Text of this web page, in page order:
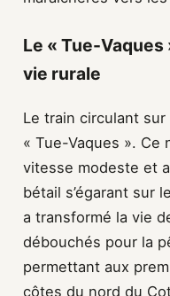
Le « Tue-Vaques
vie rurale
Le train circulant
« Tue-Vaques ». Ce
vitesse modeste et
bétail s’égarant sur
a transformé la vie
débouchés pour la
permettant aux
côtes du nord du